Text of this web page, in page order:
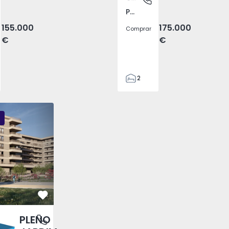
155.000
€
Pego, Abrantes
Comprar
175.000
€
2
- 3
Porto
Favorito
PLENO